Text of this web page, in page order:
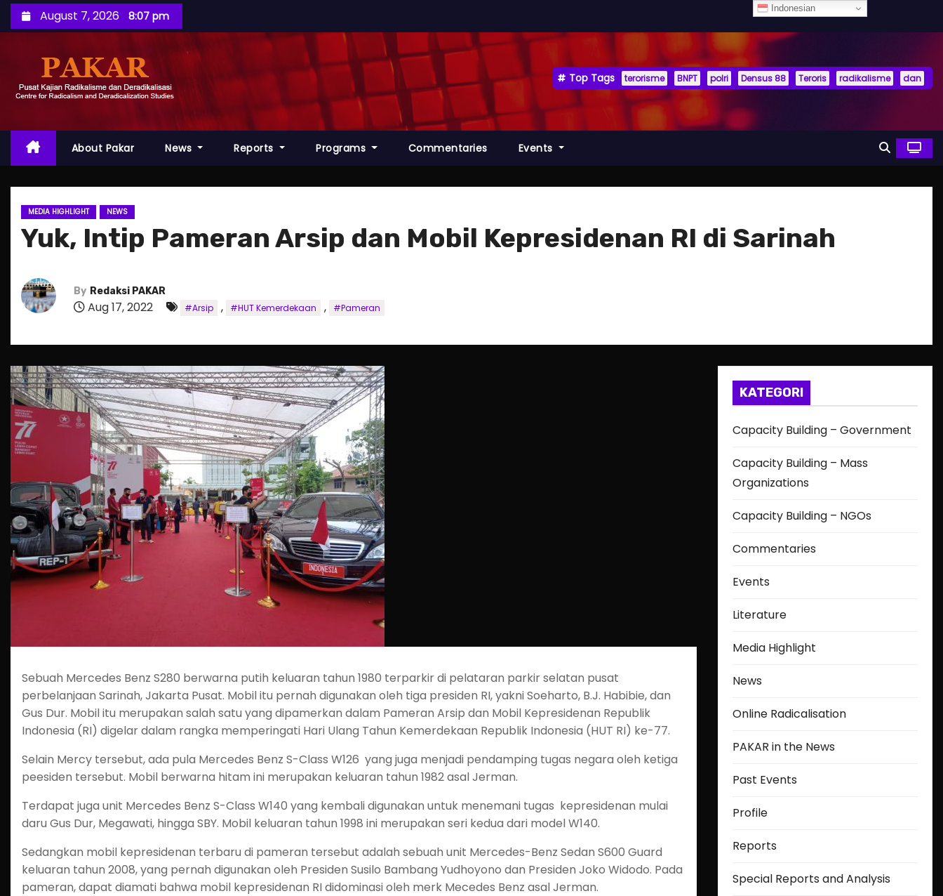
k
c
n
August 7, 2026 8:07 pm
Top Tags terorisme BNPT polri Densus 88 Teroris radikalisme dan
About Pakar News Reports Programs Commentaries Events
MEDIA HIGHLIGHT NEWS
Yuk, Intip Pameran Arsip dan Mobil Kepresidenan RI di Sarinah
By Redaksi PAKAR
Aug 17, 2022 #Arsip , #HUT Kemerdekaan , #Pameran
Sebuah Mercedes Benz S280 berwarna putih keluaran tahun 1980 terparkir di pelataran parkir selatan pusat
perbelanjaan Sarinah, Jakarta Pusat. Mobil itu pernah digunakan oleh tiga presiden RI, yakni Soeharto, B.J. Habibie, dan
Gus Dur. Mobil itu merupakan salah satu yang dipamerkan dalam Pameran Arsip dan Mobil Kepresidenan Republik
Indonesia (RI) digelar dalam rangka memperingati Hari Ulang Tahun Kemerdekaan Republik Indonesia (HUT RI) ke-77.
Selain Mercy tersebut, ada pula Mercedes Benz S-Class W126 yang juga menjadi pendamping tugas negara oleh ketiga
peesiden tersebut. Mobil berwarna hitam ini merupakan keluaran tahun 1982 asal Jerman.
Terdapat juga unit Mercedes Benz S-Class W140 yang kembali digunakan untuk menemani tugas kepresidenan mulai
daru Gus Dur, Megawati, hingga SBY. Mobil keluaran tahun 1998 ini merupakan seri kedua dari model W140.
Sedangkan mobil kepresidenan terbaru di pameran tersebut adalah sebuah unit Mercedes-Benz Sedan S600 Guard
keluaran tahun 2008, yang pernah digunakan oleh Presiden Susilo Bambang Yudhoyono dan Presiden Joko Widodo. Pada
pameran, dapat diamati bahwa mobil kepresidenan RI didominasi oleh merk Mecedes Benz asal Jerman.
KATEGORI
Capacity Building – Government
Capacity Building – Mass
Organizations
Capacity Building – NGOs
Commentaries
Events
Literature
Media Highlight
News
Online Radicalisation
PAKAR in the News
Past Events
Profile
Reports
Special Reports and Analysis
Indonesian